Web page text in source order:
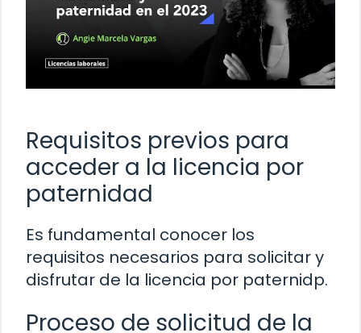
Requisitos previos para
acceder a la licencia por
paternidad
Es fundamental conocer los
requisitos necesarios para solicitar y
disfrutar de la licencia por paternidp.
Proceso de solicitud de la